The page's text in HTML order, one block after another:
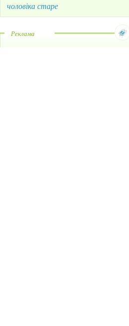
чоловіка старе
Реклама